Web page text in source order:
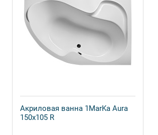
Акриловая ванна 1MarKa Aura
150x105 R